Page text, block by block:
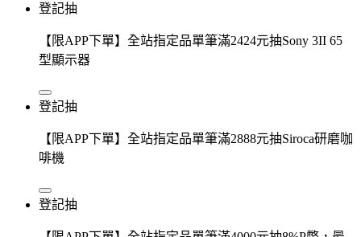
登記抽
【限APP下單】全站指定品單筆滿2424元抽Sony 3II 65
型顯示器
登記抽
【限APP下單】全站指定品單筆滿2888元抽Siroca研磨咖
啡機
登記抽